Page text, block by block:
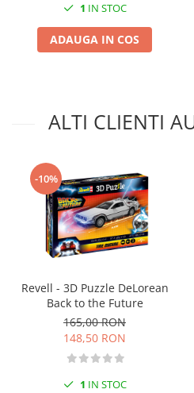
Markere Metalice
1 IN STOC
ADAUGA IN COS
ALTI CLIENTI
-10%
Revell - 3D Puzzle DeLorean
Back to the Future
165,00 RON
148,50 RON
1 IN STOC